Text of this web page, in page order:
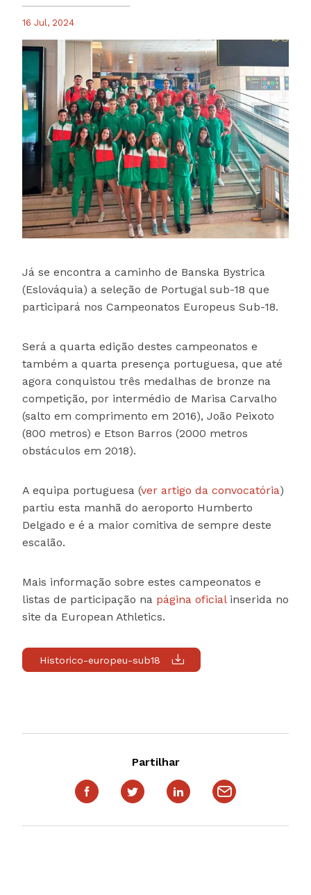
16 Jul, 2024
Já se encontra a caminho de Banska Bystrica
(Eslováquia) a seleção de Portugal sub-18 que
participará nos Campeonatos Europeus Sub-18.
Será a quarta edição destes campeonatos e
também a quarta presença portuguesa, que até
agora conquistou três medalhas de bronze na
competição, por intermédio de Marisa Carvalho
(salto em comprimento em 2016), João Peixoto
(800 metros) e Etson Barros (2000 metros
obstáculos em 2018).
A equipa portuguesa (ver artigo da convocatória)
partiu esta manhã do aeroporto Humberto
Delgado e é a maior comitiva de sempre deste
escalão.
Mais informação sobre estes campeonatos e
listas de participação na página oficialinserida no
site da European Athletics.
Historico-europeu-sub18
Partilhar